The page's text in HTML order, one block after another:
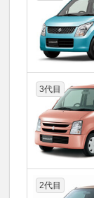
3代目
2代目